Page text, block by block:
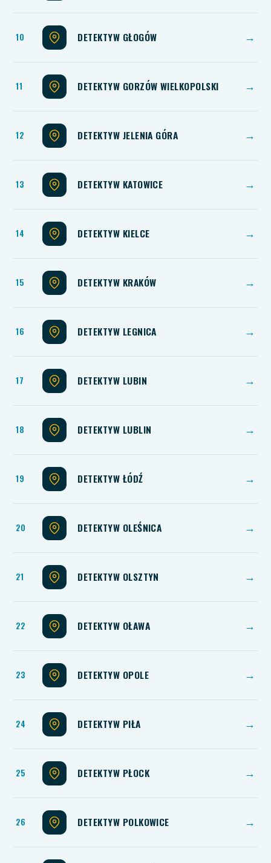
DETEKTYW GŁOGÓW →
DETEKTYW GORZÓW WIELKOPOLSKI →
DETEKTYW JELENIA GÓRA →
DETEKTYW KATOWICE →
DETEKTYW KIELCE →
DETEKTYW KRAKÓW →
DETEKTYW LEGNICA →
DETEKTYW LUBIN →
DETEKTYW LUBLIN →
DETEKTYW ŁÓDŹ →
DETEKTYW OLEŚNICA →
DETEKTYW OLSZTYN →
DETEKTYW OŁAWA →
DETEKTYW OPOLE →
DETEKTYW PIŁA →
DETEKTYW PŁOCK →
DETEKTYW POLKOWICE →